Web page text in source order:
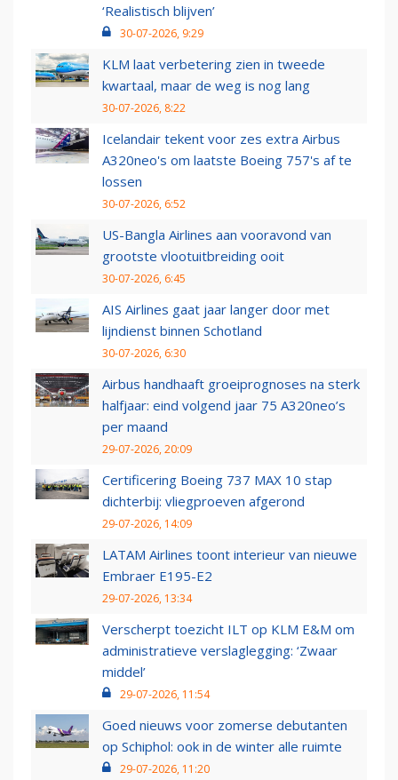
‘Realistisch blijven’
30-07-2026, 9:29
KLM laat verbetering zien in tweede
kwartaal, maar de weg is nog lang
30-07-2026, 8:22
Icelandair tekent voor zes extra Airbus
A320neo's om laatste Boeing 757's af te
lossen
30-07-2026, 6:52
US-Bangla Airlines aan vooravond van
grootste vlootuitbreiding ooit
30-07-2026, 6:45
AIS Airlines gaat jaar langer door met
lijndienst binnen Schotland
30-07-2026, 6:30
Airbus handhaaft groeiprognoses na sterk
halfjaar: eind volgend jaar 75 A320neo’s
per maand
29-07-2026, 20:09
Certificering Boeing 737 MAX 10 stap
dichterbij: vliegproeven afgerond
29-07-2026, 14:09
LATAM Airlines toont interieur van nieuwe
Embraer E195-E2
29-07-2026, 13:34
Verscherpt toezicht ILT op KLM E&M om
administratieve verslaglegging: ‘Zwaar
middel’
29-07-2026, 11:54
Goed nieuws voor zomerse debutanten
op Schiphol: ook in de winter alle ruimte
29-07-2026, 11:20